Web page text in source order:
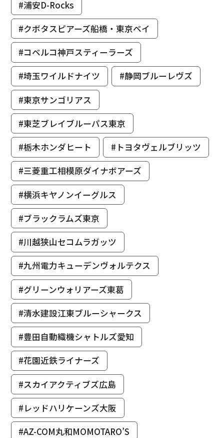
#浦安D-Rocks
#クボタスピアーズ船橋・東京ベイ
#コベルコ神戸スティーラーズ
#埼玉ワイルドナイツ
#静岡ブルーレヴズ
#東京サンゴリアス
#東芝ブレイブルーパス東京
#栃木ホンダヒート
#トヨタヴェルブリッツ
#三菱重工相模原ダイナボアーズ
#横浜キヤノンイーグルス
#ブラックラムズ東京
#川越狭山セコムラガッツ
#九州電力キューデンヴォルテクス
#グリーンウォリアーズ東葛
#清水建設江東ブルーシャークス
#豊田自動織機シャトルズ愛知
#花園近鉄ライナーズ
#スカイアクティブズ広島
#レッドハリケーンズ大阪
#AZ-COM丸和MOMOTARO’S